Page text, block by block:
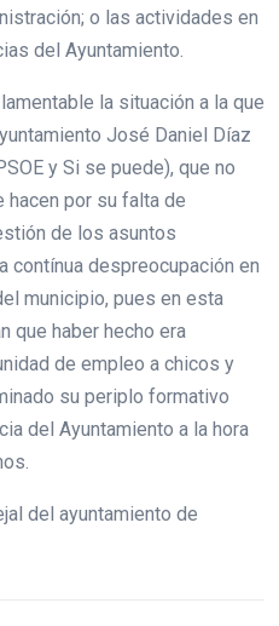
o las actividades en
del Ayuntamiento.
la situación a la que
José Daniel Díaz
y Si se puede), que no
hacen por su falta de
de los asuntos
contínua despreocupación en
municipio, pues en esta
que haber hecho era
de empleo a chicos y
su periplo formativo
del Ayuntamiento a la hora
del ayuntamiento de